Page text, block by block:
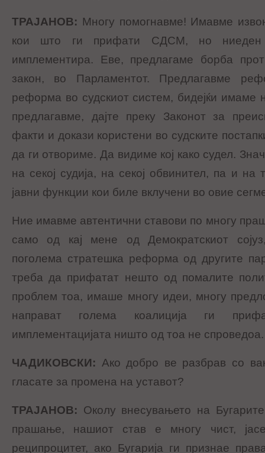
ТРАЈАНОВ: Многу помогнавме! Имавме
кои што ги прифати СДСМ, но
имплементира. Еве, предлагаме борба
закон, во Парламентот. Предлагавме
реформа во судскиот систем, бидејќи имаме
предлагавме, дајте преку Законот за
факти и докази користени во судските
да ги отвориме. Да видиме кој како судел.
на секој судија, на секој обвинител, па и
јавни функции кои биле вклучени во овие
Ние имавме автентични ставови по многу
само од кај мене од Демократскиот
поголема стратешка реформа од другите
треба да прифатат нешто од помалите
проблем тоа, имаше многу идеи, многу
направат голема коалиција ги
имплементацијата ништо од тоа не спроведоа.
ЧАДИКОВСКИ: Ако добро ве разбрав со
гласате за промена на уставот?
ТРАЈАНОВ: Околу внесувањето на
прашање, нашиот став е многу чист,
реципроцитет, ако Бугарија ги признае